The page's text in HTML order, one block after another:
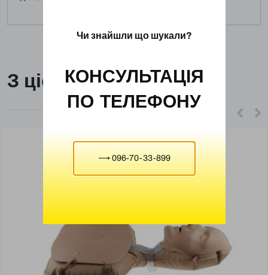
З цієї ж категорії
Чи знайшли що шукали?
КОНСУЛЬТАЦІЯ
ПО ТЕЛЕФОНУ
⟶ 096-70-33-899